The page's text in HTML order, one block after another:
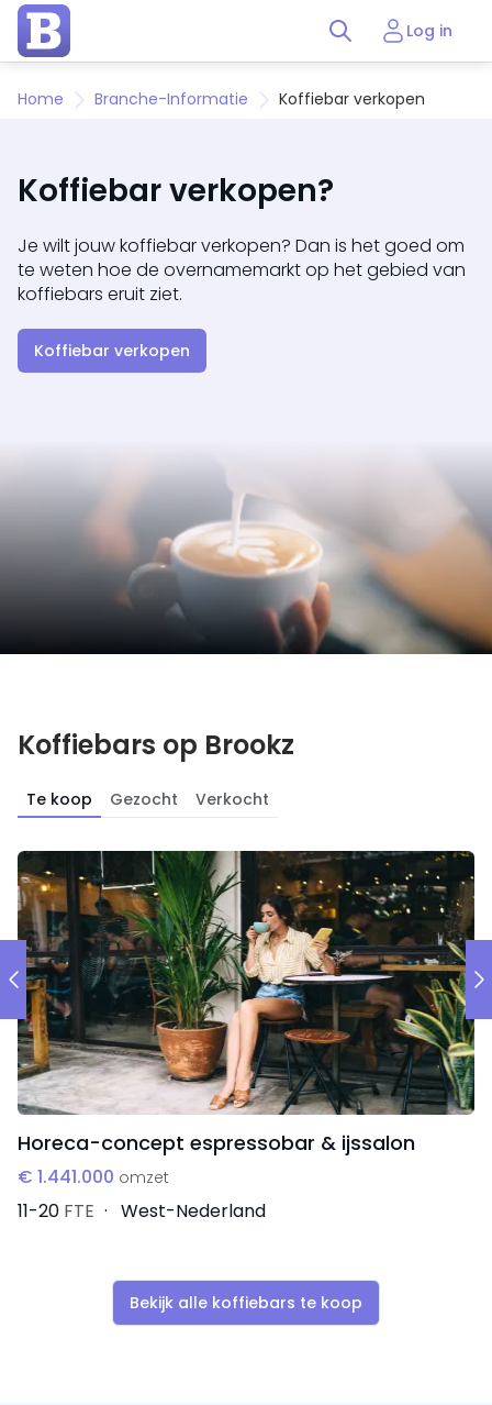
Log in
Home Branche-Informatie Koffiebar verkopen
Koffiebar verkopen?
Je wilt jouw koffiebar verkopen? Dan is het goed om
te weten hoe de overnamemarkt op het gebied van
koffiebars eruit ziet.
Koffiebar verkopen
Koffiebars op Brookz
Te koop Gezocht Verkocht
Horeca-concept espressobar & ijssalon
€ 1.441.000 omzet
11-20 FTE West-Nederland
Bekijk alle koffiebars te koop